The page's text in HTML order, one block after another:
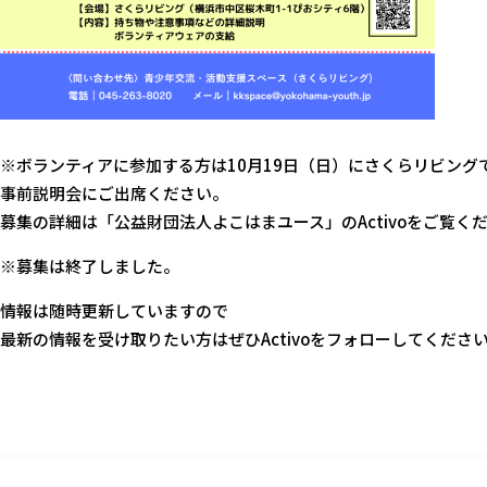
※ボランティアに参加する方は10月19日（日）にさくらリビング
事前説明会にご出席ください。
募集の詳細は「公益財団法人よこはまユース」のActivoをご覧くだ
※募集は終了しました。
情報は随時更新していますので
最新の情報を受け取りたい方はぜひActivoをフォローしてくださ